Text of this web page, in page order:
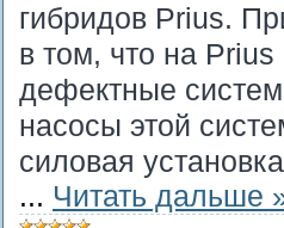
гибридов Prius.
в том, что на
дефектные
насосы этой
силовая
... Читать дальше